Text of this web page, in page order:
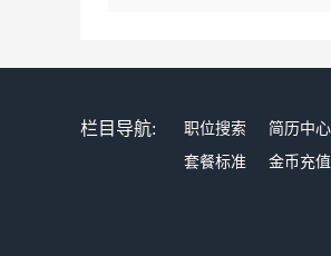
栏目导航: 职位搜索 简历中心
套餐标准
金币充值